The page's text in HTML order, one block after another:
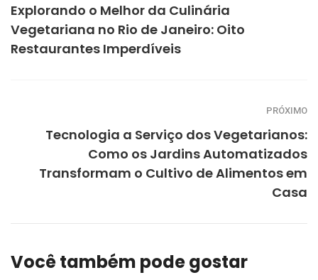
Explorando o Melhor da Culinária
Vegetariana no Rio de Janeiro: Oito
Restaurantes Imperdíveis
PRÓXIMO
Tecnologia a Serviço dos Vegetarianos:
Como os Jardins Automatizados
Transformam o Cultivo de Alimentos em
Casa
Você também pode gostar